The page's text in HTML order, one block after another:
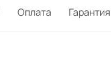
Оплата Гарантия